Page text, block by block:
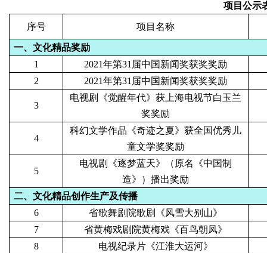
项目公示
序号 项目名称
一、文化精品奖励
1
2021年第31届中国新闻奖获奖奖励
2
2021年第31届中国新闻奖获奖奖励
3
电视剧《觉醒年代》获上海电视节白玉兰
奖奖励
4
科幻文学作品《奇迹之夏》获全国优秀儿
童文学奖奖励
5
电视剧《逐梦蓝天》（原名《中国制
造》）播出奖励
二、文化精品创作生产及传播
6
省歌舞剧院歌剧《风雪大别山》
7
省黄梅戏剧院黄梅戏《百鸟朝凤》
8
电视纪录片《江淮大运河》